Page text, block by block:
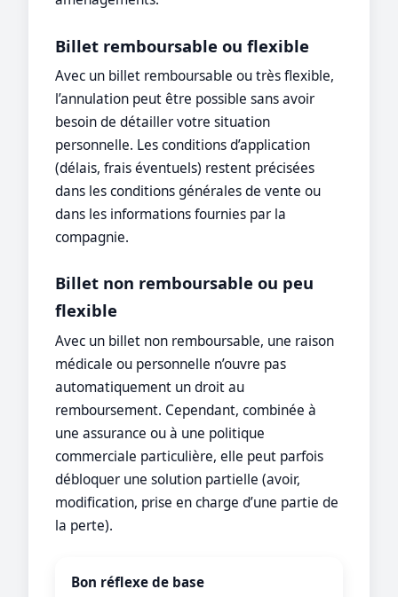
Billet remboursable ou flexible
Avec un billet remboursable ou très flexible,
l’annulation peut être possible sans avoir
besoin de détailler votre situation
personnelle. Les conditions d’application
(délais, frais éventuels) restent précisées
dans les conditions générales de vente ou
dans les informations fournies par la
compagnie.
Billet non remboursable ou peu
flexible
Avec un billet non remboursable, une raison
médicale ou personnelle n’ouvre pas
automatiquement un droit au
remboursement. Cependant, combinée à
une assurance ou à une politique
commerciale particulière, elle peut parfois
débloquer une solution partielle (avoir,
modification, prise en charge d’une partie de
la perte).
Bon réflexe de base